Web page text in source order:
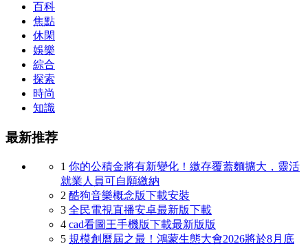
百科
焦點
休閑
娛樂
綜合
探索
時尚
知識
最新推荐
1 你的公積金將有新變化！繳存覆蓋麵擴大，靈活
就業人員可自願繳納
2 酷狗音樂概念版下載安裝
3 全民電視直播安卓最新版下載
4 cad看圖王手機版下載最新版版
5 規模創曆屆之最！鴻蒙生態大會2026將於8月底